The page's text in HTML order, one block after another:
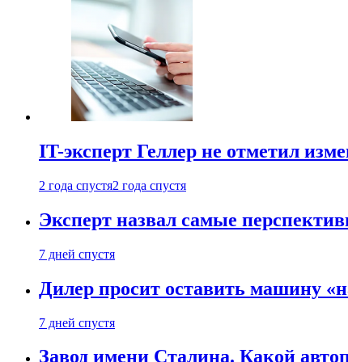
IT-эксперт Геллер не отметил
2 года спустя2 года спустя
Эксперт назвал самые
7 дней спустя
Дилер просит оставить машину
7 дней спустя
Завод имени Сталина. Какой